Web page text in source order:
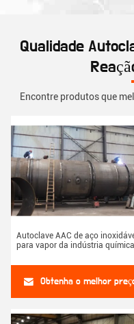
Qualidade
Encontre produtos que
Autoclave AAC de aço
para vapor da indústria química
Obtenha o melhor